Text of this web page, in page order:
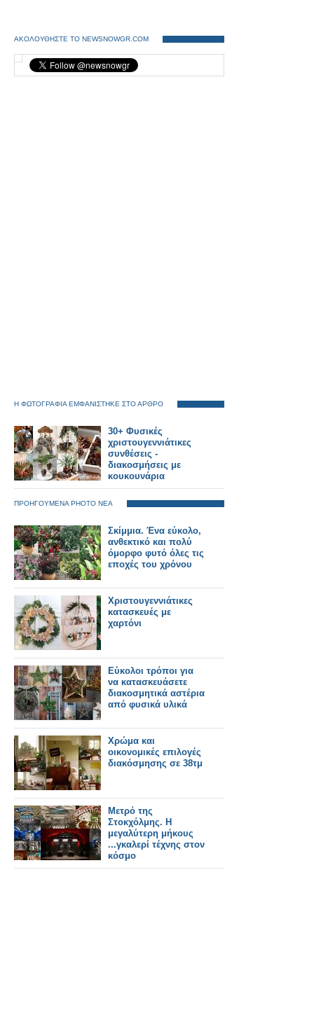
ΑΚΟΛΟΥΘΗΣΤΕ ΤΟ NEWSNOWGR.COM
Η ΦΩΤΟΓΡΑΦΙΑ ΕΜΦΑΝΙΣΤΗΚΕ ΣΤΟ ΑΡΘΡΟ
30+ Φυσικές
χριστουγεννιάτικες
συνθέσεις -
διακοσμήσεις με
κουκουνάρια
ΠΡΟΗΓΟΥΜΕΝΑ PHOTO ΝΕΑ
Σκίμμια. Ένα εύκολο,
ανθεκτικό και πολύ
όμορφο φυτό όλες τις
εποχές του χρόνου
Χριστουγεννιάτικες
κατασκευές με
χαρτόνι
Εύκολοι τρόποι για
να κατασκευάσετε
διακοσμητικά αστέρια
από φυσικά υλικά
Χρώμα και
οικονομικές επιλογές
διακόσμησης σε 38τμ
Μετρό της
Στοκχόλμης. Η
μεγαλύτερη μήκους
...γκαλερί τέχνης στον
κόσμο